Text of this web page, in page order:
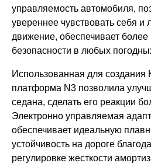
управляемость автомобиля,
увереннее чувствовать себя и
движение, обеспечивает
безопасности в любых
Использованная для создания
платформа N3 позволила
седана, сделать его реакции
Электронно управляемая
обеспечивает идеальную
устойчивость на дороге
регулировке жесткости